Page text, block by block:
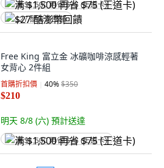
满 $1,500 再省 $75 (王道卡)
$27 酷澎幣回饋
Free King 富立金 冰礦咖啡涼感輕著
女背心 2件組
首購折扣價 40%$350
$210
明天 8/8 (六) 預計送達
满 $1,500 再省 $75 (王道卡)